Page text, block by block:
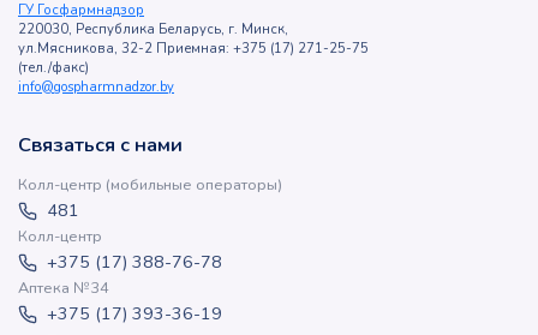
ГУ Госфармнадзор
220030, Республика Беларусь, г. Минск,
ул.Мясникова, 32-2 Приемная: +375 (17) 271-25-75
(тел./факс)
info@gospharmnadzor.by
Связаться с нами
Колл-центр (мобильные операторы)
481
Колл-центр
+375 (17) 388-76-78
Аптека №34
+375 (17) 393-36-19